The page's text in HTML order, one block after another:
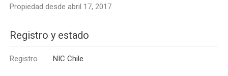
Propiedad desde abril 17, 2017
Registro y estado
Registro NIC Chile